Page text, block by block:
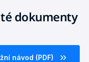
dokumenty
návod (PDF)